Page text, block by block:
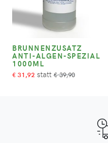
BRUNNENZUSATZ
ANTI-ALGEN-SPEZIAL
1000ML
€ 31,92 €39,90